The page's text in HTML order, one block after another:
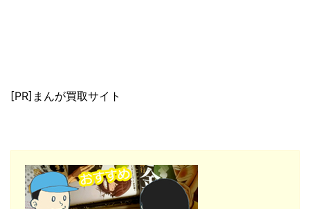
[PR]まんが買取サイト